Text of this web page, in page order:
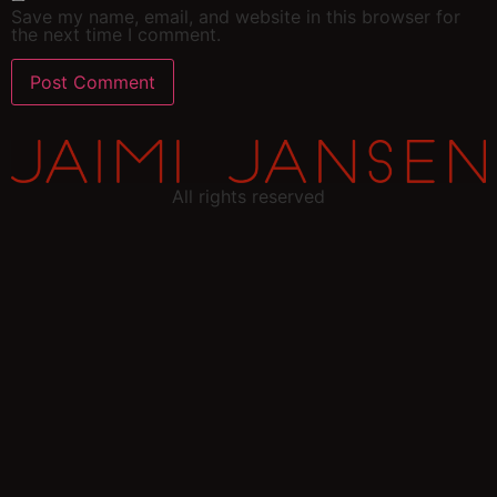
Save my name, email, and website in this browser for
the next time I comment.
All rights reserved